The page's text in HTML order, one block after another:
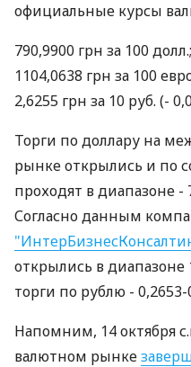
официальные курсы
790,9900 грн за 100 долл.;
1104,0638 грн за 100
2,6255 грн за 10 руб. (-
Торги по доллару на
рынке открылись и по
проходят в диапазоне -
Согласно данным
открылись в диапазоне
торги по рублю -
Напомним, 14 октября
валютном рынке